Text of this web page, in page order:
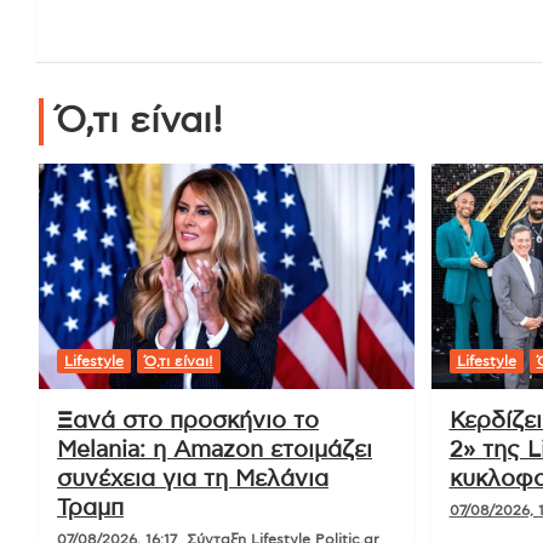
Ό,τι είναι!
Lifestyle Ό,τι είναι!
Ξανά στο προσκήνιο το
Melania: η Amazon ετοιμάζει
συνέχεια για τη Μελάνια
Τραμπ
07/08/2026, 16:17 Σύνταξη Lifestyle Politic.gr
Lifestyle
2» της
07/08/2026,